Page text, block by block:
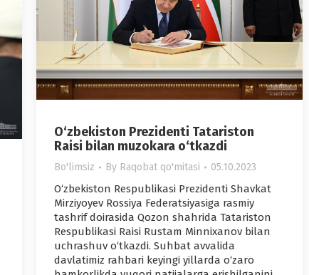
O‘zbekiston Prezidenti Tatariston
Raisi bilan muzokara o‘tkazdi
Bo'limsiz By Raqobat qo'mitasi 05.10.2023
O‘zbekiston Respublikasi Prezidenti Shavkat
Mirziyoyev Rossiya Federatsiyasiga rasmiy
tashrif doirasida Qozon shahrida Tatariston
Respublikasi Raisi Rustam Minnixanov bilan
uchrashuv o‘tkazdi. Suhbat avvalida
davlatimiz rahbari keyingi yillarda o‘zaro